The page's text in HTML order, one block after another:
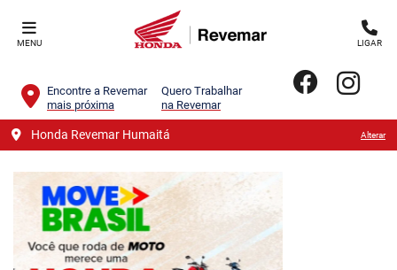
MENU LIGAR
Encontre a Revemar
mais próxima
Quero Trabalhar
na Revemar
Honda Revemar Humaitá Alterar